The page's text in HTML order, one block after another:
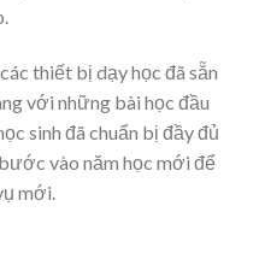
thiết bị dạy học đã sẵn
với những bài học đầu
sinh đã chuẩn bị đầy đủ
vào năm học mới để
mới.